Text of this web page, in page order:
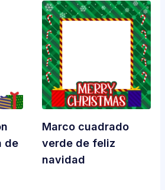
de
Marco cuadrado
verde de feliz
navidad